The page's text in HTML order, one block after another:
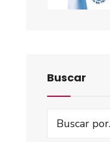
Buscar